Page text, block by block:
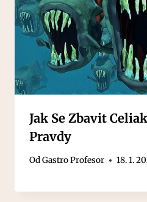
Jak Se Zbavit
Pravdy
OdGastro Profesor 18. 1.